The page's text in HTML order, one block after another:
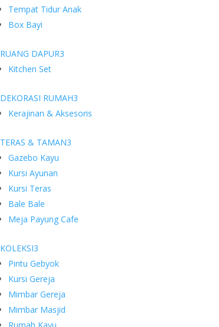
Tempat Tidur Anak
Box Bayi
RUANG DAPUR3
Kitchen Set
DEKORASI RUMAH3
Kerajinan & Aksesoris
TERAS & TAMAN3
Gazebo Kayu
Kursi Ayunan
Kursi Teras
Bale Bale
Meja Payung Cafe
KOLEKSI3
Pintu Gebyok
Kursi Gereja
Mimbar Gereja
Mimbar Masjid
Rumah Kayu